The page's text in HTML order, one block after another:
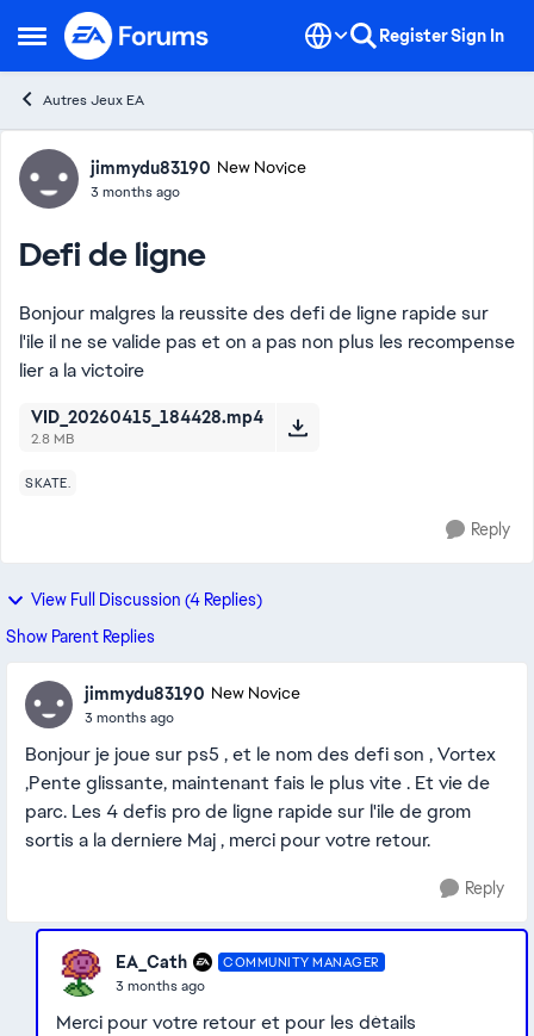
Open Side Menu
Skip to content RegisterSign In
Autres Jeux EA
Forum Discussion
jimmydu83190 New Novice
3 months ago
Defi de ligne
Bonjour malgres la reussite des defi de ligne rapide sur
l'ile il ne se valide pas et on a pas non plus les recompense
lier a la victoire
VID_20260415_184428.mp4
2.8 MB
SKATE.
Reply
View Full Discussion (4 Replies)
Show Parent Replies
jimmydu83190 New Novice
3 months ago
Bonjour je joue sur ps5 , et le nom des defi son , Vortex
,Pente glissante, maintenant fais le plus vite . Et vie de
parc. Les 4 defis pro de ligne rapide sur l'ile de grom
sortis a la derniere Maj , merci pour votre retour.
Reply
EA_Cath COMMUNITY MANAGER
3 months ago
Merci pour votre retour et pour les détails